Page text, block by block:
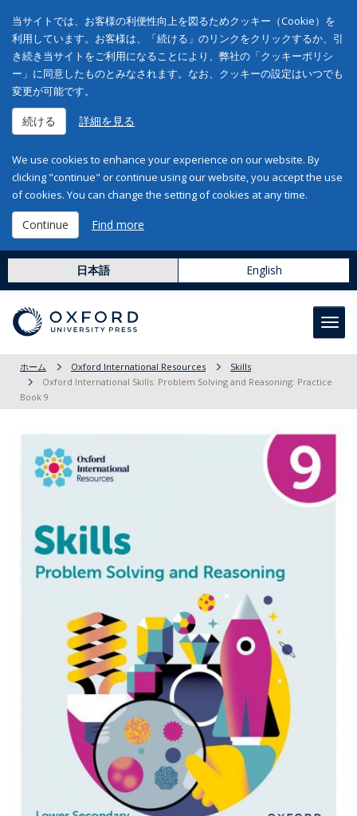
当サイトでは、お客様の利便性向上を図るためクッキー（Cookie）を
利用しています。お客様は、「続ける」のリンクをクリックするか、引
き続き当サイトをご利用になることにより、弊社の「クッキーポリシ
ー」に同意したものとみなされます。なお、クッキーの設定はいつでも
変更が可能です。
続ける 詳細を見る
We use cookies to enhance your experience on our website. By
clicking "continue" or continue using our website, you accept the use
of cookies. You can change the setting of cookies at any time.
Continue Find more
日本語 English
ホーム Oxford International Resources
Skills
Oxford International Skills: Problem Solving and Reasoning: Practice
Book 9